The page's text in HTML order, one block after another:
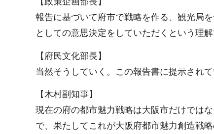
報告に基づいて府市で戦略を作る、観光局
としての意思決定をしていただくという理解
【府民文化部長】
当然そうしていく。この報告書に提示され
【木村副知事】
現在の府の都市魅力戦略は大阪市だけでは
で、果たしてこれが大阪府都市魅力創造戦